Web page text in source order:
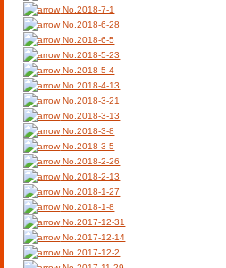
No.2018-7-1
No.2018-6-28
No.2018-6-5
No.2018-5-23
No.2018-5-4
No.2018-4-13
No.2018-3-21
No.2018-3-13
No.2018-3-8
No.2018-3-5
No.2018-2-26
No.2018-2-13
No.2018-1-27
No.2018-1-8
No.2017-12-31
No.2017-12-14
No.2017-12-2